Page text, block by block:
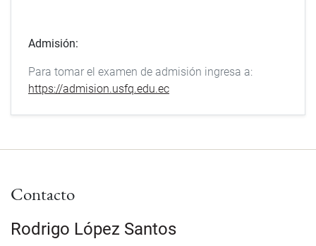
Admisión:
Para tomar el examen de admisión ingresa a:
https://admision.usfq.edu.ec
Contacto
Rodrigo López Santos